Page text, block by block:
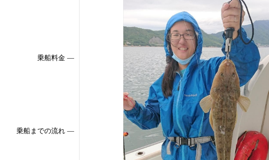
乗船料金 ―
乗船までの流れ ―